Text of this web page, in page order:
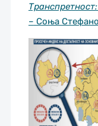
– Соња